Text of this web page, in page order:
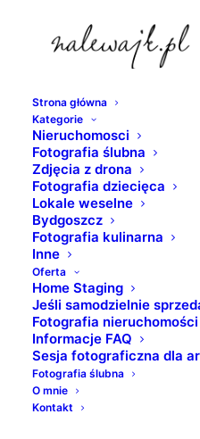
Strona główna
Kategorie
Nieruchomosci
Fotografia ślubna
Zdjęcia z drona
Fotografia dziecięca
Lokale weselne
Bydgoszcz
Fotografia kulinarna
Inne
Oferta
Home Staging
Jeśli samodzielnie
Fotografia
Informacje FAQ
Sesja fotograficzna dla
Fotografia ślubna
O mnie
Kontakt
fotograf-
Strona Główna
fotograf-